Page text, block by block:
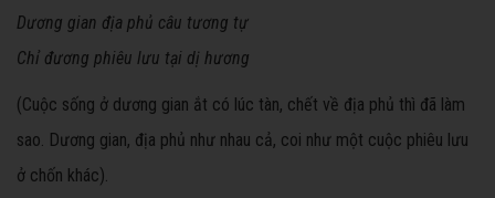
Dương gian địa phủ câu tương tự
Chỉ đương phiêu lưu tại dị hương
(Cuộc sống ở dương gian ắt có lúc tàn, chết về địa phủ thì đã làm
sao. Dương gian, địa phủ như nhau cả, coi như một cuộc phiêu lưu
ở chốn khác).